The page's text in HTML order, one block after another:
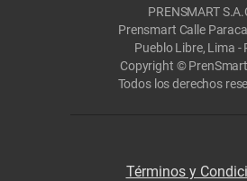
PRENSMART
Prensmart Calle
Pueblo Libre, Lima -
Copyright © PrenSmart
Todos los derechos
Términos y